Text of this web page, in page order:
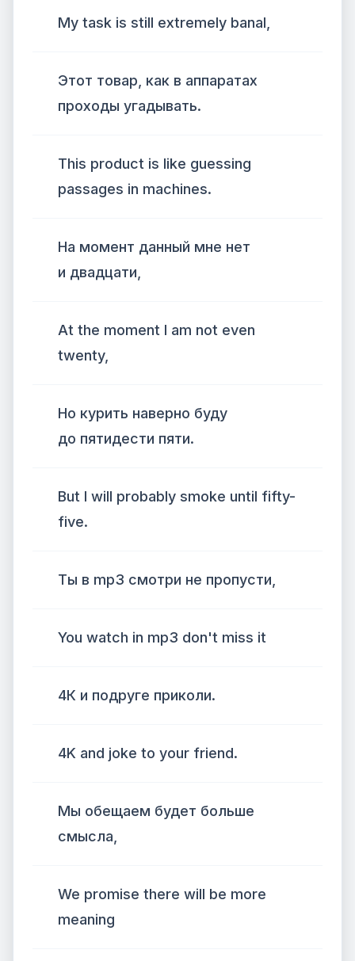
My task is still extremely banal,
Этот товар, как в аппаратах
проходы угадывать.
This product is like guessing
passages in machines.
На момент данный мне нет
и двадцати,
At the moment I am not even
twenty,
Но курить наверно буду
до пятидести пяти.
But I will probably smoke until fifty-
five.
Ты в mp3 смотри не пропусти,
You watch in mp3 don't miss it
4К и подруге приколи.
4K and joke to your friend.
Мы обещаем будет больше
смысла,
We promise there will be more
meaning